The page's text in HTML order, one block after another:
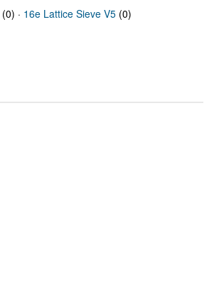
(0) · 16e Lattice Sieve V5 (0)